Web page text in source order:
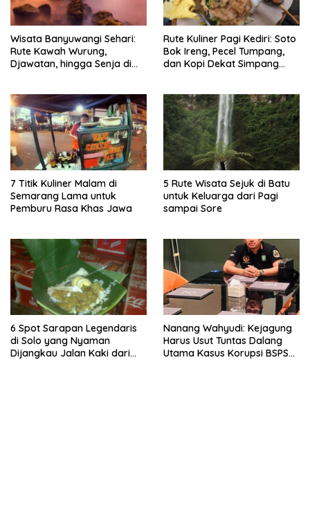
Wisata Banyuwangi Sehari:
Rute Kawah Wurung,
Djawatan, hingga Senja di
Rute Kuliner Pagi Kediri: Soto
Bok Ireng, Pecel Tumpang,
dan Kopi Dekat Simpang
7 Titik Kuliner Malam di
Semarang Lama untuk
Pemburu Rasa Khas Jawa
5 Rute Wisata Sejuk di Batu
untuk Keluarga dari Pagi
sampai Sore
6 Spot Sarapan Legendaris
di Solo yang Nyaman
Dijangkau Jalan Kaki dari
Nanang Wahyudi: Kejagung
Harus Usut Tuntas Dalang
Utama Kasus Korupsi BSPS